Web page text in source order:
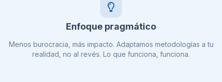
Enfoque pragmático
Menos burocracia, más impacto. Adaptamos metodologías a tu
realidad, no al revés. Lo que funciona, funciona.